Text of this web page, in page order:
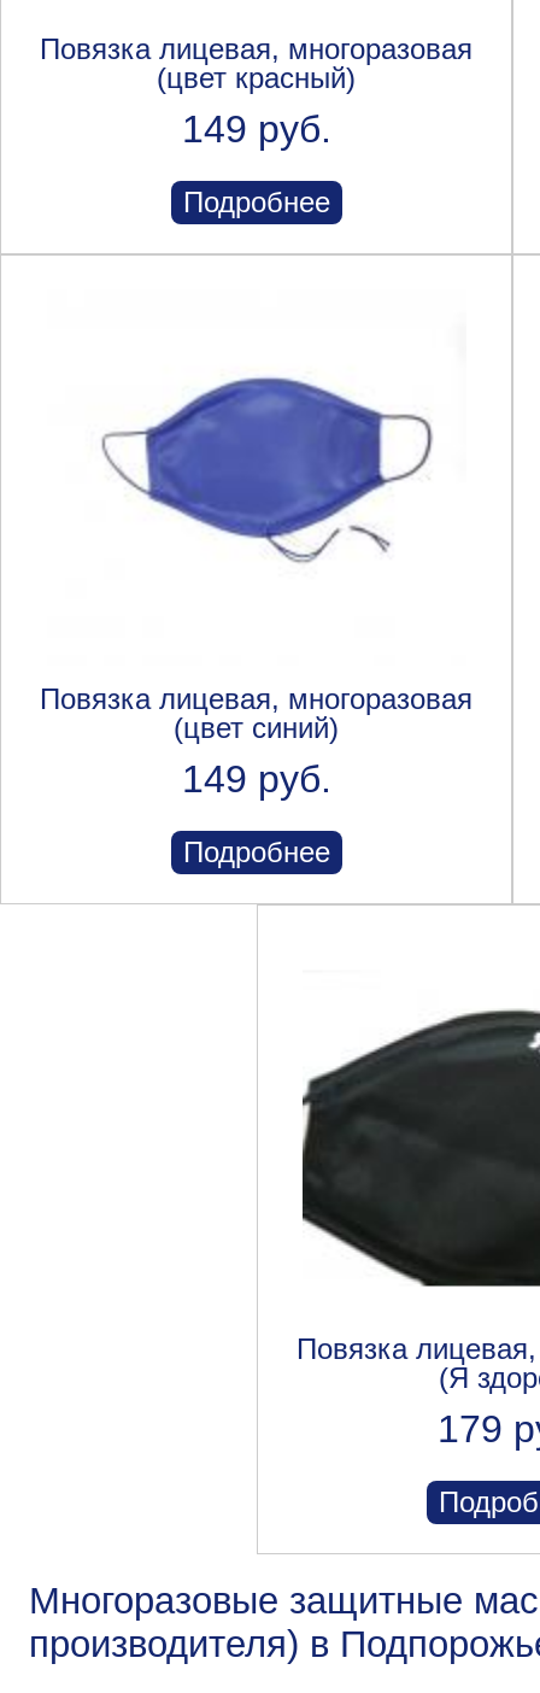
Повязка лицевая, многоразовая
(цвет красный)
149 руб.
Подробнее
Повязка лицевая, многоразовая
(цвет синий)
149 руб.
Подробнее
Повязка
(Я
179
Многоразовые защитные
производителя) в